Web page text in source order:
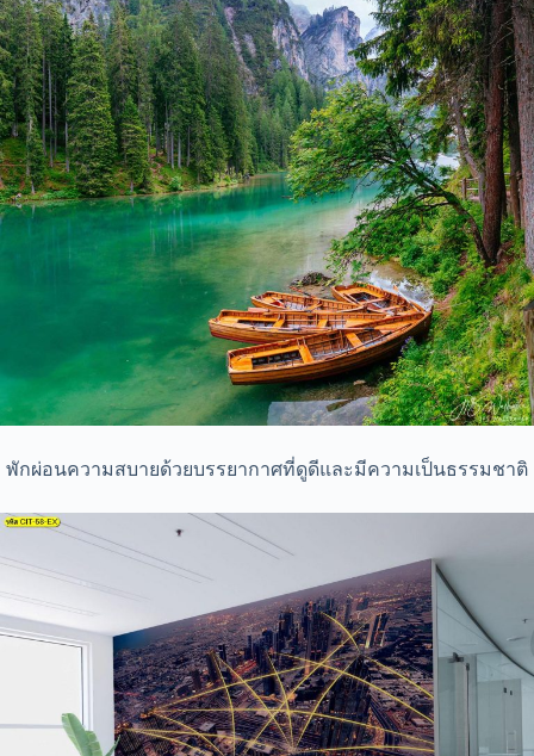
พักผ่อนความสบายด้วยบรรยากาศที่ดูดีและมีความเป็นธรรมชาติ